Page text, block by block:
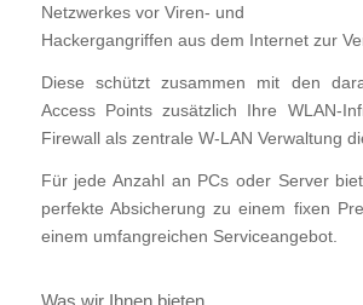
Netzwerkes vor Viren- und
Hackergangriffen aus dem Internet zur
Diese schützt zusammen mit den
Access Points zusätzlich Ihre WLAN-
Firewall als zentrale W-LAN Verwaltung
Für jede Anzahl an PCs oder Server
perfekte Absicherung zu einem fixen
einem umfangreichen Serviceangebot.
Was wir Ihnen bieten